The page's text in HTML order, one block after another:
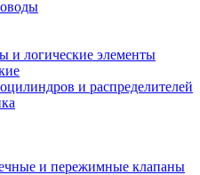
и логические элементы
и распределителей
и пережимные клапаны